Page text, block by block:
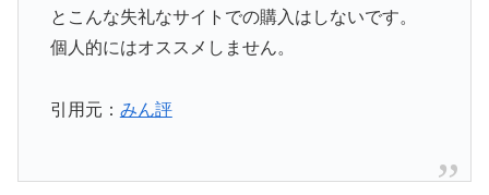
とこんな失礼なサイトでの購入はしないです。
個人的にはオススメしません。
引用元： みん評